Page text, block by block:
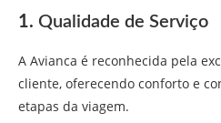
1. Qualidade de Serviço
A Avianca é reconhecida pela
cliente, oferecendo conforto e
etapas da viagem.